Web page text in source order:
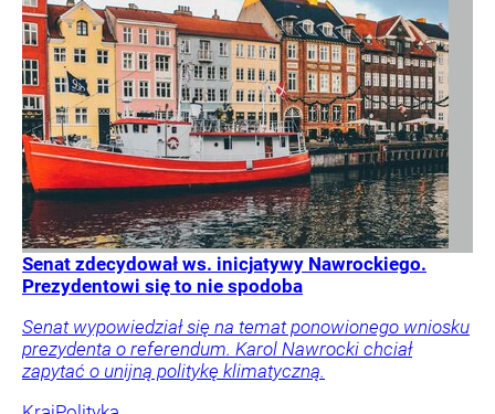
Senat zdecydował ws. inicjatywy Nawrockiego.
Prezydentowi się to nie spodoba
Senat wypowiedział się na temat ponowionego wniosku
prezydenta o referendum. Karol Nawrocki chciał
zapytać o unijną politykę klimatyczną.